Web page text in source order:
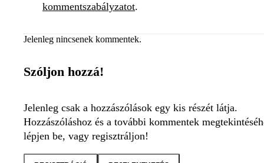
kommentszabályzatot.
Jelenleg nincsenek kommentek.
Szóljon hozzá!
Jelenleg csak a hozzászólások egy kis részét látja.
Hozzászóláshoz és a további kommentek
lépjen be, vagy regisztráljon!